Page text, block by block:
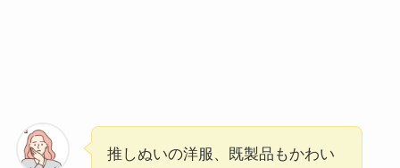
推しぬいの洋服、既製品もかわい